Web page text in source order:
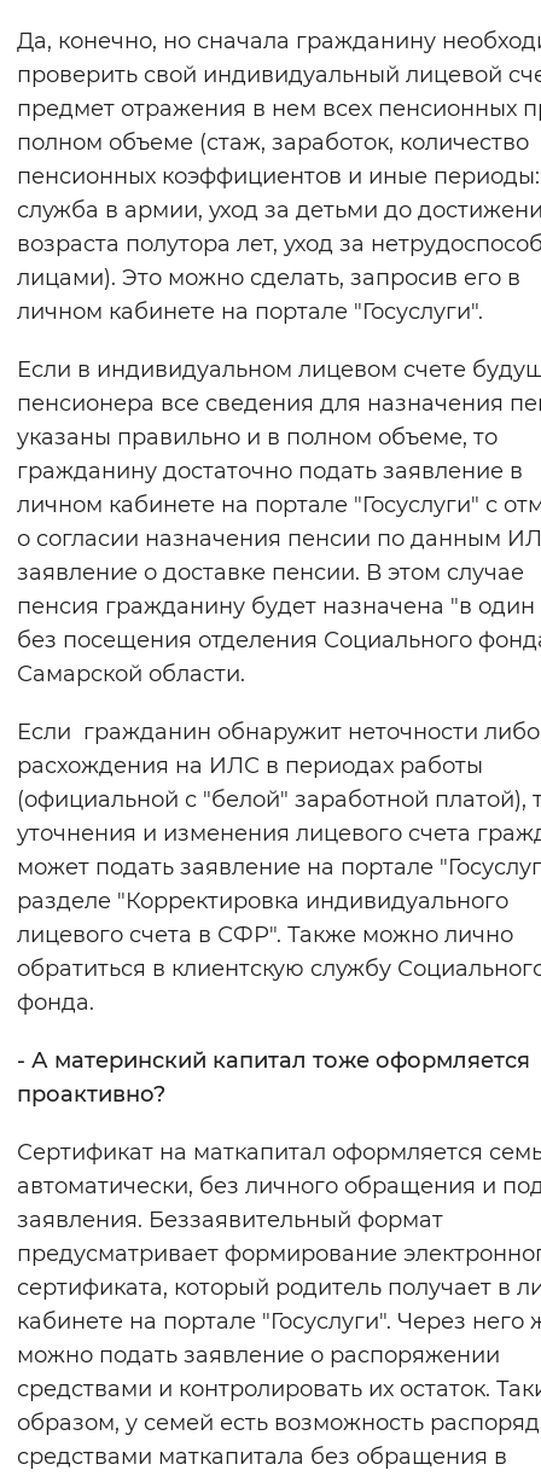
Да, конечно, но сначала гражданину
проверить свой индивидуальный лицевой
предмет отражения в нем всех пенсионных
полном объеме (стаж, заработок, количество
пенсионных коэффициентов и иные периоды:
служба в армии, уход за детьми до
возраста полутора лет, уход за
лицами). Это можно сделать, запросив его в
личном кабинете на портале "Госуслуги".
Если в индивидуальном лицевом счете
пенсионера все сведения для назначения
указаны правильно и в полном объеме, то
гражданину достаточно подать заявление в
личном кабинете на портале "Госуслуги" с
о согласии назначения пенсии по данным
заявление о доставке пенсии. В этом случае
пенсия гражданину будет назначена "в один
без посещения отделения Социального
Самарской области.
Если гражданин обнаружит неточности либо
расхождения на ИЛС в периодах работы
(официальной с "белой" заработной платой),
уточнения и изменения лицевого счета
может подать заявление на портале
разделе "Корректировка индивидуального
лицевого счета в СФР". Также можно лично
обратиться в клиентскую службу
фонда.
- А материнский капитал тоже оформляется
проактивно?
Сертификат на маткапитал оформляется
автоматически, без личного обращения и
заявления. Беззаявительный формат
предусматривает формирование
сертификата, который родитель получает в
кабинете на портале "Госуслуги". Через него
можно подать заявление о распоряжении
средствами и контролировать их остаток.
образом, у семей есть возможность
средствами маткапитала без обращения в